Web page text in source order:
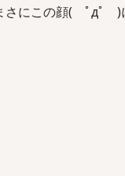
さにこの顔( ﾟдﾟ )